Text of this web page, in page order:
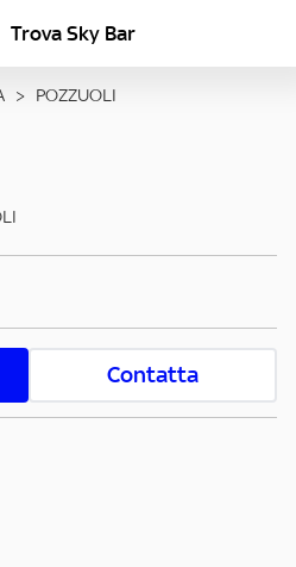
Trova Sky Bar
> POZZUOLI
Contatta